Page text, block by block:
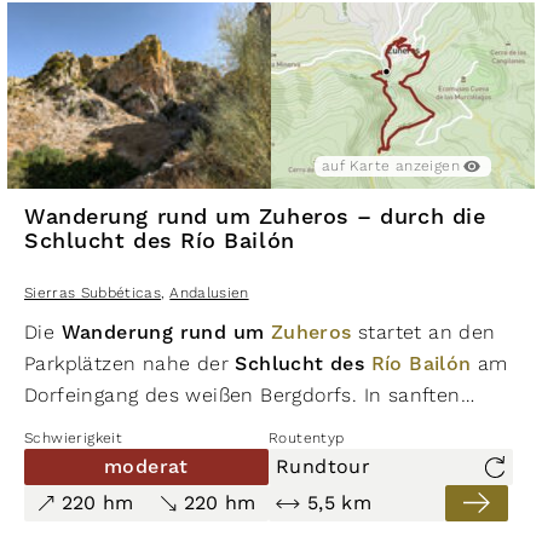
– eine Symphonie aus Stein, Licht
und Wind.
auf Karte anzeigen
Wanderung rund um Zuheros – durch die
Schlucht des Río Bailón
Sierras Subbéticas, Andalusien
Die Wanderung rund um Zuheros startet an den
Parkplätzen nahe der Schlucht des Río Bailón am
Dorfeingang des weißen Bergdorfs. In sanften
del Charco Hondo
, von dem sich ein spektakulärer
Blick aufZuherosund die Sierra Subbética
eröffnet. Das Farbenspiel aus strahlend weißen
Schwierigkeit Routentyp
moderat
Rundtour
220 hm
220 hm 5,5 km